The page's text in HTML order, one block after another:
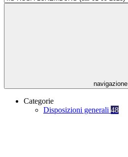
navigazione
Categorie
Disposizioni generali 48